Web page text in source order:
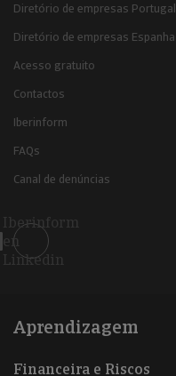
Diretório de empresas Portugal
Diretório de empresas Espanha
Acesso gratuito
Contactos
Iberinform
FAQs
Canal de denúncias
Iberinform
en
Linkedin
Aprendizagem
Financeira e Riscos